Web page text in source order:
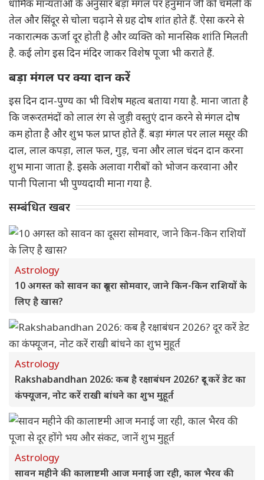
धार्मिक मान्यताओं के अनुसार बड़ा मंगल पर हनुमान जी को चमेली के
तेल और सिंदूर से चोला चढ़ाने से ग्रह दोष शांत होते हैं. ऐसा करने से
नकारात्मक ऊर्जा दूर होती है और व्यक्ति को मानसिक शांति मिलती
है. कई लोग इस दिन मंदिर जाकर विशेष पूजा भी कराते हैं.
बड़ा मंगल पर क्या दान करें
इस दिन दान-पुण्य का भी विशेष महत्व बताया गया है. माना जाता है
कि जरूरतमंदों को लाल रंग से जुड़ी वस्तुएं दान करने से मंगल दोष
कम होता है और शुभ फल प्राप्त होते हैं. बड़ा मंगल पर लाल मसूर की
दाल, लाल कपड़ा, लाल फल, गुड़, चना और लाल चंदन दान करना
शुभ माना जाता है. इसके अलावा गरीबों को भोजन करवाना और
पानी पिलाना भी पुण्यदायी माना गया है.
सम्बंधित खबर
Astrology
10 अगस्त को सावन का दूसरा सोमवार, जाने किन-किन राशियों के
लिए है खास?
Astrology
Rakshabandhan 2026: कब है रक्षाबंधन 2026? दूर करें डेट का
कंफ्यूजन, नोट करें राखी बांधने का शुभ मुहूर्त
Astrology
सावन महीने की कालाष्टमी आज मनाई जा रही, काल भैरव की